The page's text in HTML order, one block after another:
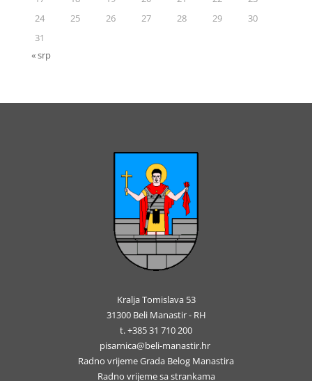
24
25 26 27 28 29
30
31
« srp
Kralja Tomislava 53
31300 Beli Manastir - RH
t. +385 31 710 200
pisarnica@beli-manastir.hr
Radno vrijeme Grada Belog Manastira
Radno vrijeme sa strankama